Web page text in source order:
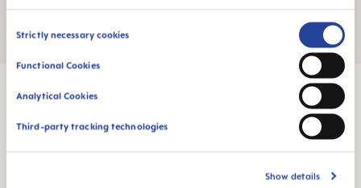
Consent
Strictly necessary cookies
Functional Cookies
Analytical Cookies
Third-party tracking technologies
Show details